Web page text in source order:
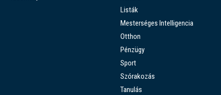
Listák
Mesterséges Intelligencia
Otthon
Pénzügy
Sport
Szórakozás
Tanulás